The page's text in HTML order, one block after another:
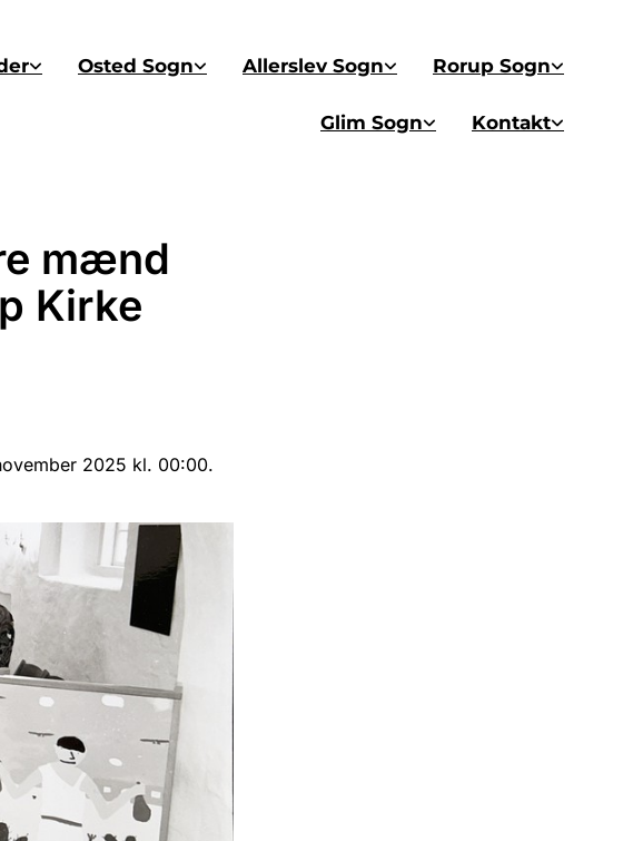
Osted Sogn Allerslev Sogn Rorup Sogn
Glim Sogn Kontakt
mænd
Kirke
2025 kl. 00:00.